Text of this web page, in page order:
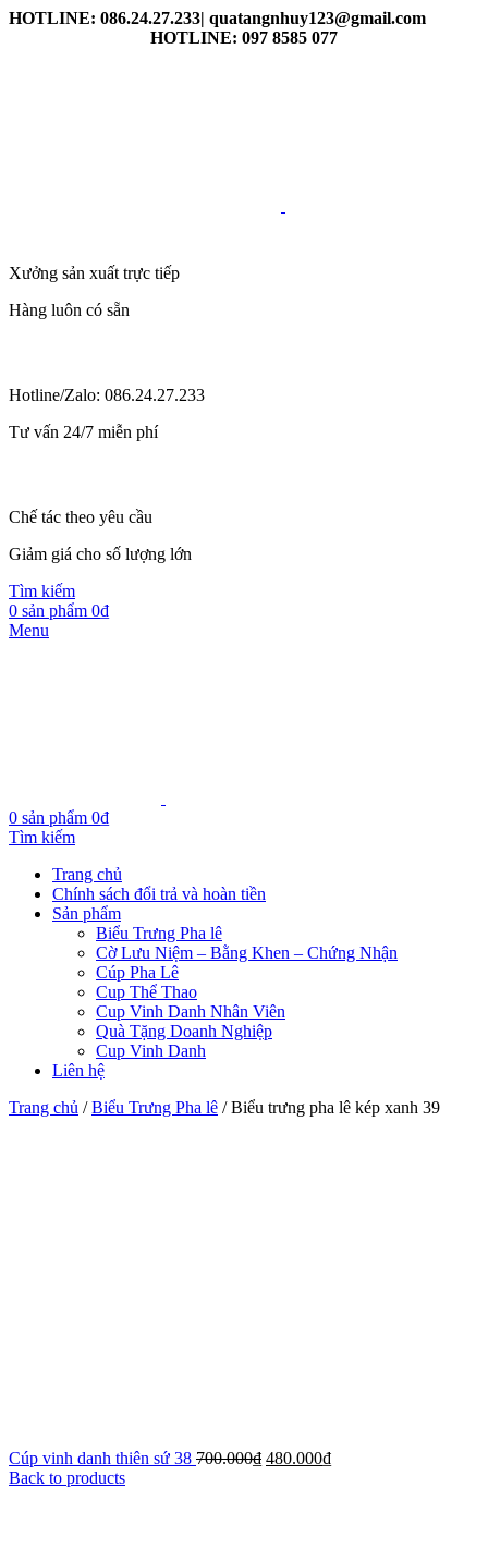
HOTLINE: 086.24.27.233| quatangnhuy123@gmail.com
HOTLINE: 097 8585 077
Xưởng sản xuất trực tiếp
Hàng luôn có sẵn
Hotline/Zalo: 086.24.27.233
Tư vấn 24/7 miễn phí
Chế tác theo yêu cầu
Giảm giá cho số lượng lớn
Tìm kiếm
0 sản phẩm 0₫
Menu
0 sản phẩm 0₫
Tìm kiếm
Trang chủ
Chính sách đổi trả và hoàn tiền
Sản phẩm
Biểu Trưng Pha lê
Cờ Lưu Niệm – Bằng Khen – Chứng Nhận
Cúp Pha Lê
Cup Thể Thao
Cup Vinh Danh Nhân Viên
Quà Tặng Doanh Nghiệp
Cup Vinh Danh
Liên hệ
Trang chủ /Biểu Trưng Pha lê /Biểu trưng pha lê kép xanh 39
Cúp vinh danh thiên sứ 38 700.000₫ 480.000₫
Back to products